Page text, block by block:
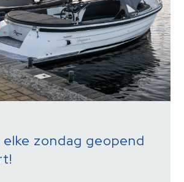
zondag geopend